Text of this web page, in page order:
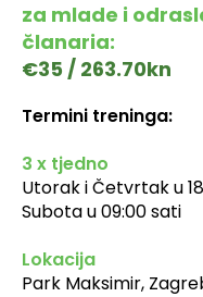
za mlade i
članaria:
€35 / 263.70kn
Termini treninga:
3 x tjedno
Utorak i Četvrtak u
Subota u 09:00 sati
Lokacija
Park Maksimir,